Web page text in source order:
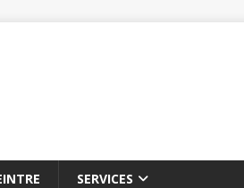
SERVICES